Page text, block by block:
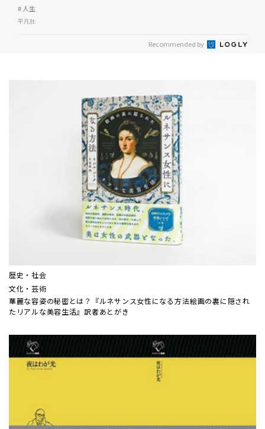
# 人生
平凡社
Recommended by
歴史・社会
文化・芸術
華麗な容姿の秘密とは？『ルネサンス女性になる方法――絵画の裏に隠され
たリアルな美容生活』訳者あとがき